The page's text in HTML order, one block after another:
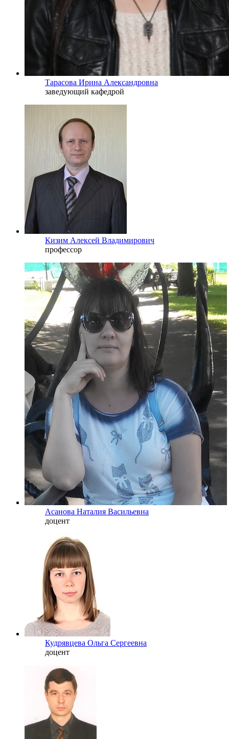
Тарасова Ирина Александровна
заведующий кафедрой
Кизим Алексей Владимирович
профессор
Асанова Наталия Васильевна
доцент
Кудрявцева Ольга Сергеевна
доцент